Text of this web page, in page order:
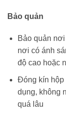
Bảo quản
Bảo quản
nơi có ánh
độ cao hoặc
Đóng kín hộp
dụng, không
quá lâu